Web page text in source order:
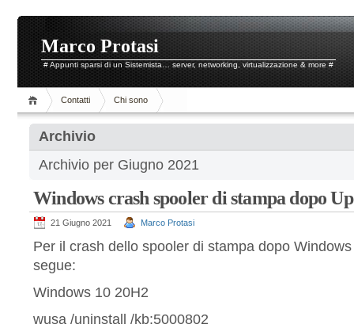
Marco Protasi
# Appunti sparsi di un Sistemista… server, networking, virtualizzazione & more #
Contatti Chi sono
Archivio
Archivio per Giugno 2021
Windows crash spooler di stampa dopo
21 Giugno 2021 Marco Protasi
Per il crash dello spooler di stampa dopo
segue:
Windows 10 20H2
wusa /uninstall /kb:5000802